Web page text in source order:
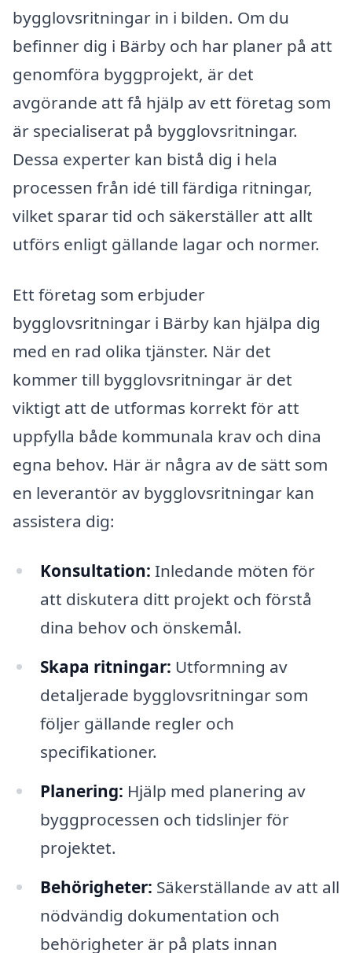
bygglovsritningar in i bilden. Om du
befinner dig i Bärby och har planer på att
genomföra byggprojekt, är det
avgörande att få hjälp av ett företag som
är specialiserat på bygglovsritningar.
Dessa experter kan bistå dig i hela
processen från idé till färdiga ritningar,
vilket sparar tid och säkerställer att allt
utförs enligt gällande lagar och normer.
Ett företag som erbjuder
bygglovsritningar i Bärby kan hjälpa dig
med en rad olika tjänster. När det
kommer till bygglovsritningar är det
viktigt att de utformas korrekt för att
uppfylla både kommunala krav och dina
egna behov. Här är några av de sätt som
en leverantör av bygglovsritningar kan
assistera dig:
Konsultation: Inledande möten för
att diskutera ditt projekt och förstå
dina behov och önskemål.
Skapa ritningar: Utformning av
detaljerade bygglovsritningar som
följer gällande regler och
specifikationer.
Planering: Hjälp med planering av
byggprocessen och tidslinjer för
projektet.
Behörigheter: Säkerställande av att all
nödvändig dokumentation och
behörigheter är på plats innan